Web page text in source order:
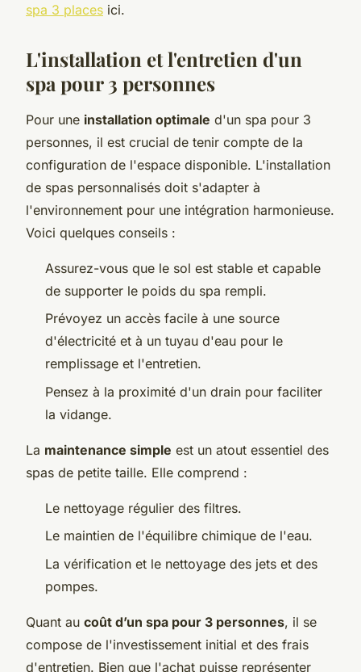
spa 3 places ici.
L'installation et l'entretien d'un
spa pour 3 personnes
Pour une installation optimale d'un spa pour 3
personnes, il est crucial de tenir compte de la
configuration de l'espace disponible. L'installation
de spas personnalisés doit s'adapter à
l'environnement pour une intégration harmonieuse.
Voici quelques conseils :
Assurez-vous que le sol est stable et capable
de supporter le poids du spa rempli.
Prévoyez un accès facile à une source
d'électricité et à un tuyau d'eau pour le
remplissage et l'entretien.
Pensez à la proximité d'un drain pour faciliter
la vidange.
La maintenance simple est un atout essentiel des
spas de petite taille. Elle comprend :
Le nettoyage régulier des filtres.
Le maintien de l'équilibre chimique de l'eau.
La vérification et le nettoyage des jets et des
pompes.
Quant au coût d’un spa pour 3 personnes, il se
compose de l'investissement initial et des frais
d'entretien. Bien que l'achat puisse représenter